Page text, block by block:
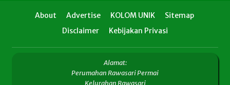
About Advertise KOLOM UNIK
Sitemap
Disclaimer
Kebijakan Privasi
Alamat:
Perumahan Rawasari Permai
Kelurahan Rawasari